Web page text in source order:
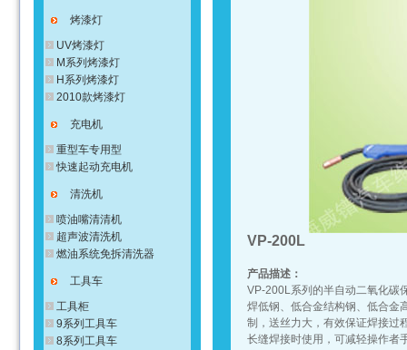
烤漆灯
UV烤漆灯
M系列烤漆灯
H系列烤漆灯
2010款烤漆灯
充电机
重型车专用型
快速起动充电机
清洗机
喷油嘴清清机
超声波清洗机
燃油系统免拆清洗器
工具车
工具柜
9系列工具车
8系列工具车
VP-200L
产品描述：
VP-200L系列的半自动二氧化碳
焊低钢、低合金结构钢、低合金
制，送丝力大，有效保证焊接过
长缝焊接时使用，可减轻操作者